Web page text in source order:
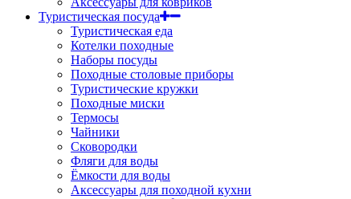
Туристическая посуда
Туристическая еда
Котелки походные
Наборы посуды
Походные столовые приборы
Туристические кружки
Походные миски
Термосы
Чайники
Сковородки
Фляги для воды
Ёмкости для воды
Аксессуары для походной кухни